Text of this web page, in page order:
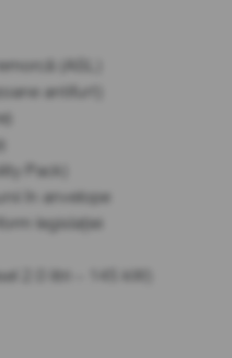
(ASL)
antifurt)
Pack)
în anvelope
legislației
2.0 litri – 145 kW)